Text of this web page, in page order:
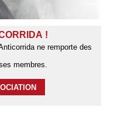
!
ne remporte des
membres.